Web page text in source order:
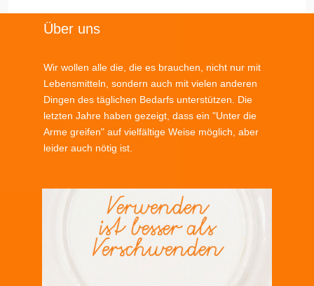
Über uns
Wir wollen alle die, die es brauchen, nicht nur mit
Lebensmitteln, sondern auch mit vielen anderen
Dingen des täglichen Bedarfs unterstützen. Die
letzten Jahre haben gezeigt, dass ein "Unter die
Arme greifen" auf vielfältige Weise möglich, aber
leider auch nötig ist.